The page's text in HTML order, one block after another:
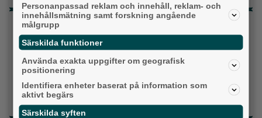
Fastighetsägarna vill ha ny hyresmodell –
Hyresgästföreningen kritiska
Ny pastor i Equmeniakyrkan Långared
Då börjar tågen rulla igen: ”Vi ligger bra i fas”
Personanpassad reklam och innehåll, reklam- och
innehållsmätning samt forskning angående
målgrupp
Särskilda funktioner
Använda exakta uppgifter om geografisk
positionering
Identifiera enheter baserat på information som
aktivt begärs
Särskilda syften